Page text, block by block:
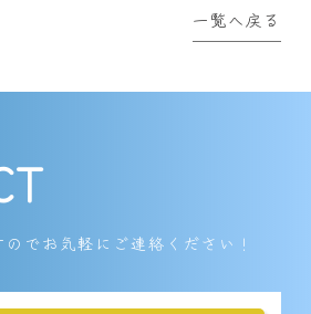
一覧へ戻る
でお気軽にご連絡ください！